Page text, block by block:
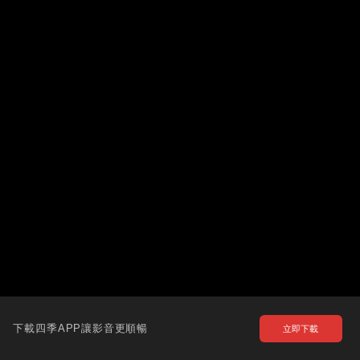
下載四季APP讓影音更順暢 立即下載